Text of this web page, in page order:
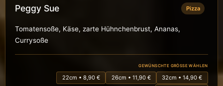
Peggy Sue Pizza
Tomatensoße, Käse, zarte Hühnchenbrust, Ananas,
Currysoße
GEWÜNSCHTE GRÖSSE WÄHLEN
22cm • 8,90 € 26cm • 11,90 €
32cm • 14,90 €